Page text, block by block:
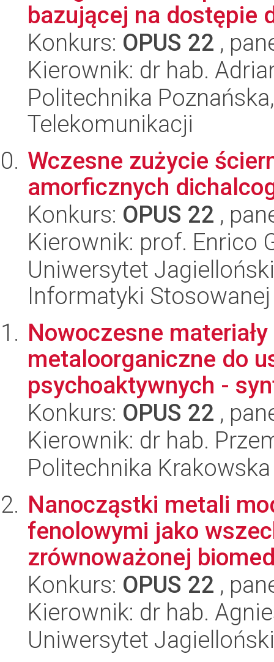
bazującej na dostępie
Konkurs: OPUS 22 ,
Kierownik: dr hab.
Politechnika
Telekomunikacji
Wczesne zużycie
amorficznych
Konkurs: OPUS 22 ,
Kierownik: prof. Enrico
Uniwersytet
Informatyki Stosowanej
Nowoczesne
metaloorganiczne do
psychoaktywnych -
Konkurs: OPUS 22 ,
Kierownik: dr hab.
Politechnika
Nanocząstki metali
fenolowymi jako
zrównoważonej
Konkurs: OPUS 22 ,
Kierownik: dr hab.
Uniwersytet